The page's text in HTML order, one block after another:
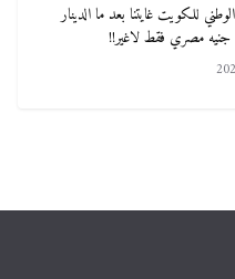
للكويت غايتنا بعد ما الدينار